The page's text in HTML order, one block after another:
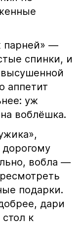
парней» —
спинки, и
аппетит
уж
воблёшка.
дорогому
вобла —
подарки.
дари
к